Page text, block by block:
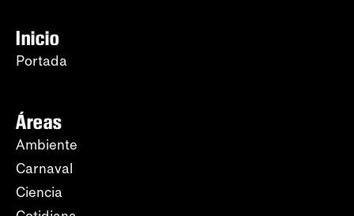
Inicio
Portada
Áreas
Ambiente
Carnaval
Ciencia